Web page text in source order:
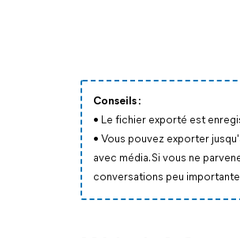
Conseils :
• Le fichier exporté est
• Vous pouvez exporter
avec média. Si vous ne
conversations peu